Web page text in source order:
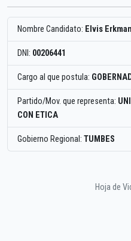
Nombre Candidato: Elvis
DNI: 00206441
Cargo al que postula:
Partido/Mov. que representa:
CON ETICA
Gobierno Regional: TUMBES
Hoja de